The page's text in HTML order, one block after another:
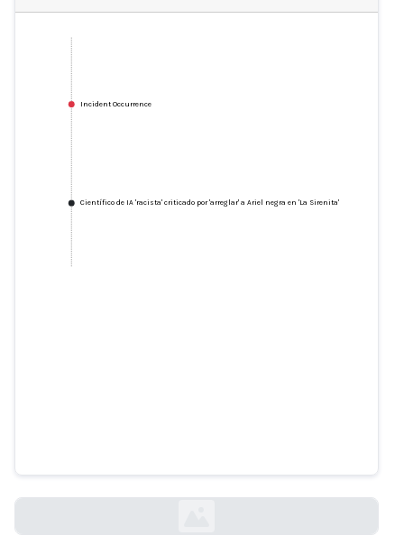
Incident Occurrence
Científico de IA 'racista' criticado por 'arreglar' a Ariel negra en 'La Sirenita'